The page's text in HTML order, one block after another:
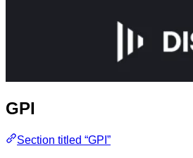
GPI
Section titled “GPI”